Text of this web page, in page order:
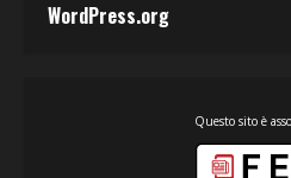
WordPress.org
Questo sito è